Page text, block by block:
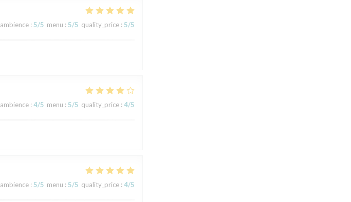
ambience : 5/5 menu : 5/5 quality_price : 5/5
ambience : 4/5 menu : 5/5 quality_price : 4/5
ambience : 5/5 menu : 5/5 quality_price : 4/5